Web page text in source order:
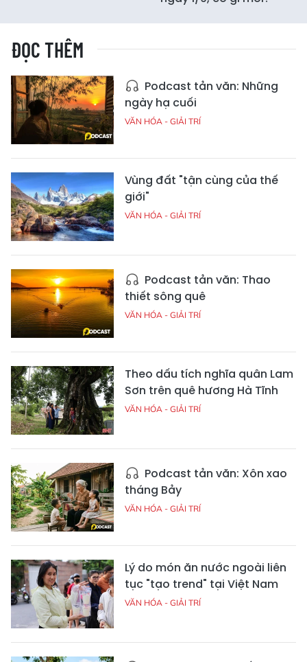
ĐỌC THÊM
Podcast tản văn: Những
ngày hạ cuối
VĂN HÓA - GIẢI TRÍ
Vùng đất "tận cùng của thế
giới"
VĂN HÓA - GIẢI TRÍ
Podcast tản văn: Thao
thiết sông quê
VĂN HÓA - GIẢI TRÍ
Theo dấu tích nghĩa quân Lam
Sơn trên quê hương Hà Tĩnh
VĂN HÓA - GIẢI TRÍ
Podcast tản văn: Xôn xao
tháng Bảy
VĂN HÓA - GIẢI TRÍ
Lý do món ăn nước ngoài liên
tục "tạo trend" tại Việt Nam
VĂN HÓA - GIẢI TRÍ